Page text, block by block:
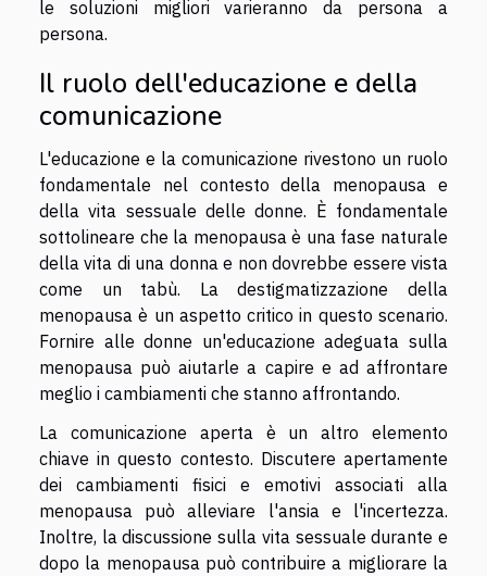
le soluzioni migliori varieranno da persona a
persona.
Il ruolo dell'educazione e della
comunicazione
L'educazione e la comunicazione rivestono un ruolo
fondamentale nel contesto della menopausa e
della vita sessuale delle donne. È fondamentale
sottolineare che la menopausa è una fase naturale
della vita di una donna e non dovrebbe essere vista
come un tabù. La destigmatizzazione della
menopausa è un aspetto critico in questo scenario.
Fornire alle donne un'educazione adeguata sulla
menopausa può aiutarle a capire e ad affrontare
meglio i cambiamenti che stanno affrontando.
La comunicazione aperta è un altro elemento
chiave in questo contesto. Discutere apertamente
dei cambiamenti fisici e emotivi associati alla
menopausa può alleviare l'ansia e l'incertezza.
Inoltre, la discussione sulla vita sessuale durante e
dopo la menopausa può contribuire a migliorare la